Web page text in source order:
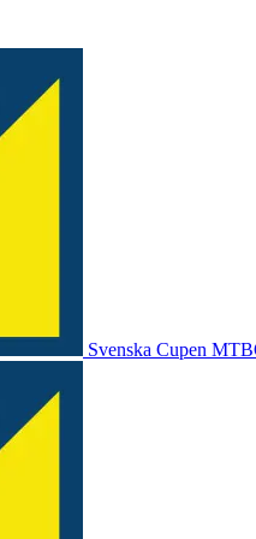
Svenska Cupen